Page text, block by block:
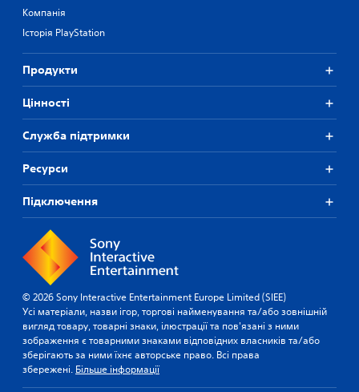
Компанія
Історія PlayStation
Продукти
Цiнностi
Служба підтримки
Ресурси
Підключення
© 2026 Sony Interactive Entertainment Europe Limited (SIEE)
Усі матеріали, назви ігор, торгові найменування та/або зовнішній
вигляд товару, товарні знаки, ілюстрації та пов'язані з ними
зображення є товарними знаками відповідних власників та/або
зберігають за ними їхнє авторське право. Всі права
збережені. Більше інформації